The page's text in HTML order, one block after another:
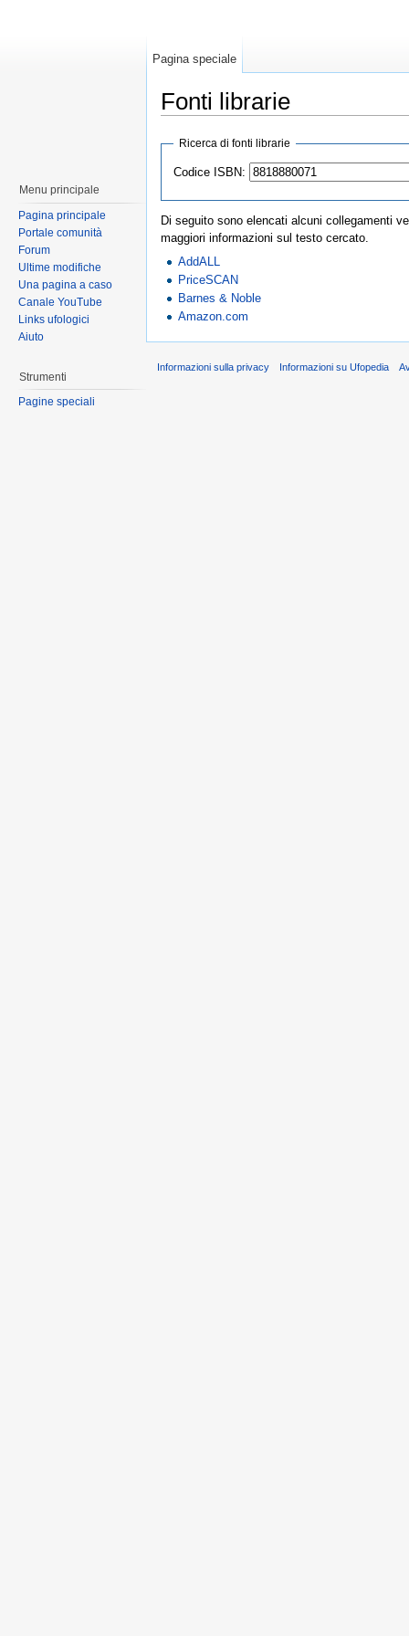
Fonti librarie
Ricerca di fonti librarie
Codice ISBN:
Di seguito sono elencati alcuni collegamenti
maggiori informazioni sul testo cercato.
AddALL
PriceSCAN
Barnes & Noble
Amazon.com
Pagina speciale
Menu principale
Pagina principale
Portale comunità
Forum
Ultime modifiche
Una pagina a caso
Canale YouTube
Links ufologici
Aiuto
Strumenti
Pagine speciali
Informazioni sulla privacy Informazioni su Ufopedia